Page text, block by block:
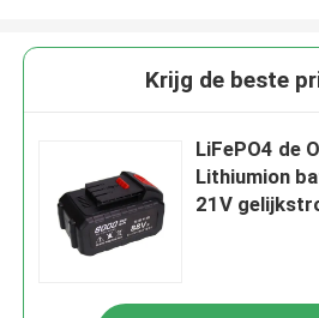
Krijg de beste
LiFePO4 de
Lithiumion
21V